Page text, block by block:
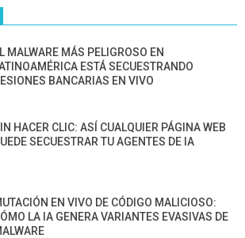
MALWARE MÁS PELIGROSO EN
ESTÁ SECUESTRANDO
BANCARIAS EN VIVO
HACER CLIC: ASÍ CUALQUIER PÁGINA WEB
SECUESTRAR TU AGENTES DE IA
EN VIVO DE CÓDIGO MALICIOSO:
LA IA GENERA VARIANTES EVASIVAS DE